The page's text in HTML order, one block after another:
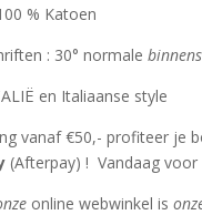
% Katoen
: 30° normale
en Italiaanse style
vanaf €50,- profiteer je
(Afterpay) ! Vandaag
online webwinkel is